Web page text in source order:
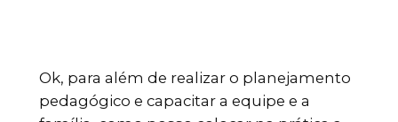
Ok, para além de realizar o planejamento
pedagógico e capacitar a equipe e a